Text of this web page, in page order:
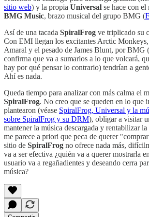
sitio web) y la propia Universal se hace con
BMG Music, brazo musical del grupo BMG (
Así de una tacada SpiralFrog ve triplicado su
Con EMI llegan los excitantes Arctic
Amaral y el pesado de James Blunt, por BMG
confirma que va a sumarlos a lo que volcará,
hay por qué pensar lo contrario) tendrían a
Ahí es nada.
Queda tiempo para analizar con más calma el
SpiralFrog. No creo que se queden en lo que
plantearon (véase SpiralFrog, Universal y la
sobre SpiralFrog y su DRM), obligar a visitar
mantener la música descargada y rentabilizar
me parece a priori que peca de querer
sitio de SpiralFrog no ofrece nada más,
va a ser efectiva ¿quién va a querer mostrarla
usuario va a regañadientes y deseando cerra
música?